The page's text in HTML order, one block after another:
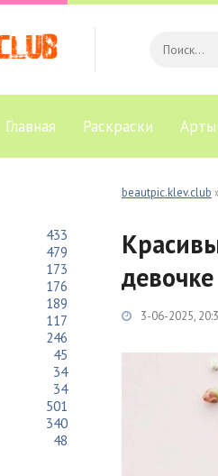
Главная Раскраски Арты
beautpic.klev.club
3-06-2025,
433
479
173
176
189
117
246
45
34
34
501
340
48